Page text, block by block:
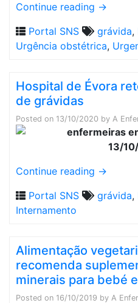
Continue reading →
Portal SNS
grávida,
Urgência obstétrica,
Hospital de Évora
de grávidas
Posted on 13/10/2020 by A
13/
Continue reading →
Portal SNS
grávida,
Internamento
Alimentação
recomenda
minerais para bebé
Posted on 16/10/2019 by A